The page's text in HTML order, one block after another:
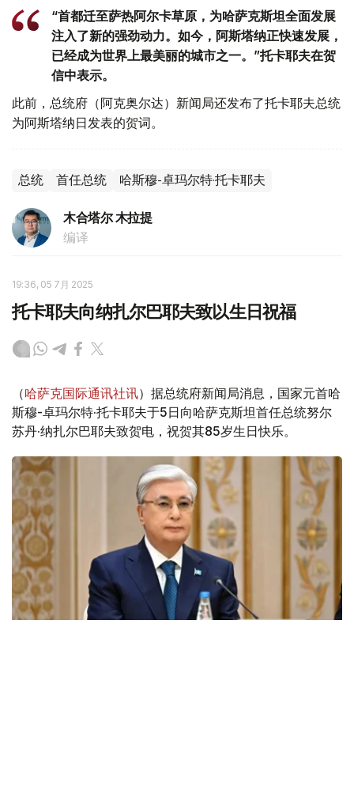
“首都迁至萨热阿尔卡草原，为哈萨克斯坦全面发展
注入了新的强劲动力。如今，阿斯塔纳正快速发展，
已经成为世界上最美丽的城市之一。”托卡耶夫在贺
信中表示。
此前，总统府（阿克奥尔达）新闻局还发布了托卡耶夫总统
为阿斯塔纳日发表的贺词。
总统 首任总统 哈斯穆-卓玛尔特·托卡耶夫
木合塔尔 木拉提
编译
19:36, 05 7月 2025
托卡耶夫向纳扎尔巴耶夫致以生日祝福
（哈萨克国际通讯社讯）据总统府新闻局消息，国家元首哈
斯穆-卓玛尔特·托卡耶夫于5日向哈萨克斯坦首任总统努尔
苏丹·纳扎尔巴耶夫致贺电，祝贺其85岁生日快乐。